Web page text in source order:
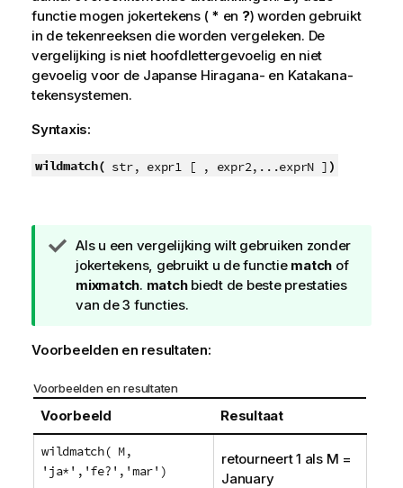
functie mogen jokertekens (* en ?) worden gebruikt
in de tekenreeksen die worden vergeleken. De
vergelijking is niet hoofdlettergevoelig en niet
gevoelig voor de Japanse Hiragana- en Katakana-
tekensystemen.
Syntaxis:
wildmatch( str, expr1 [ , expr2,...exprN ] )
T
i
p
Als u een vergelijking wilt gebruiken zonder
jokertekens, gebruikt u de functie match of
mixmatch. matchbiedt de beste prestaties
van de 3 functies.
Voorbeelden en resultaten:
Voorbeelden en resultaten
Voorbeeld Resultaat
wildmatch( M,
'ja*','fe?','mar')
retourneert1 als M =
January